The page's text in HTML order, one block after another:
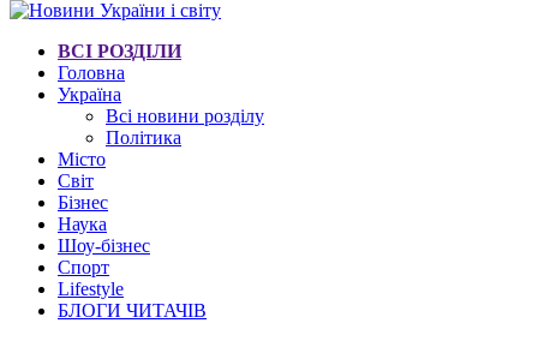
ВСІ РОЗДІЛИ
Головна
Україна
Всі новини розділу
Політика
Місто
Світ
Бізнес
Наука
Шоу-бізнес
Спорт
Lifestyle
БЛОГИ ЧИТАЧІВ